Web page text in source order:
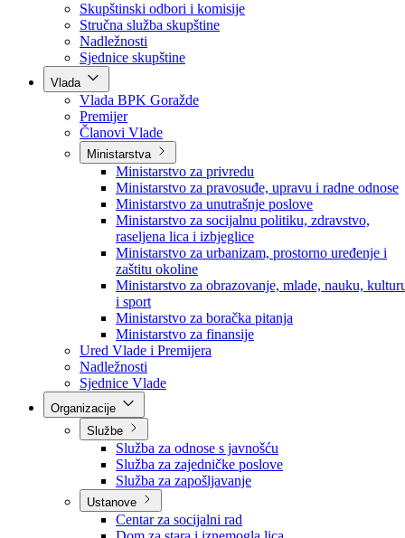
Poslanici po strankama
Poslanici po klubovima naroda
Kolegij skupštine
Skupštinski odbori i komisije
Stručna služba skupštine
Nadležnosti
Sjednice skupštine
Vlada
Vlada BPK Goražde
Premijer
Članovi Vlade
Ministarstva
Ministarstvo za privredu
Ministarstvo za pravosuđe, upravu i radne odnose
Ministarstvo za unutrašnje poslove
Ministarstvo za socijalnu politiku, zdravstvo,
raseljena lica i izbjeglice
Ministarstvo za urbanizam, prostorno uređenje i
zaštitu okoline
Ministarstvo za obrazovanje, mlade, nauku,
i sport
Ministarstvo za boračka pitanja
Ministarstvo za finansije
Ured Vlade i Premijera
Nadležnosti
Sjednice Vlade
Službe
Služba za odnose s javnošću
Služba za zajedničke poslove
Služba za zapošljavanje